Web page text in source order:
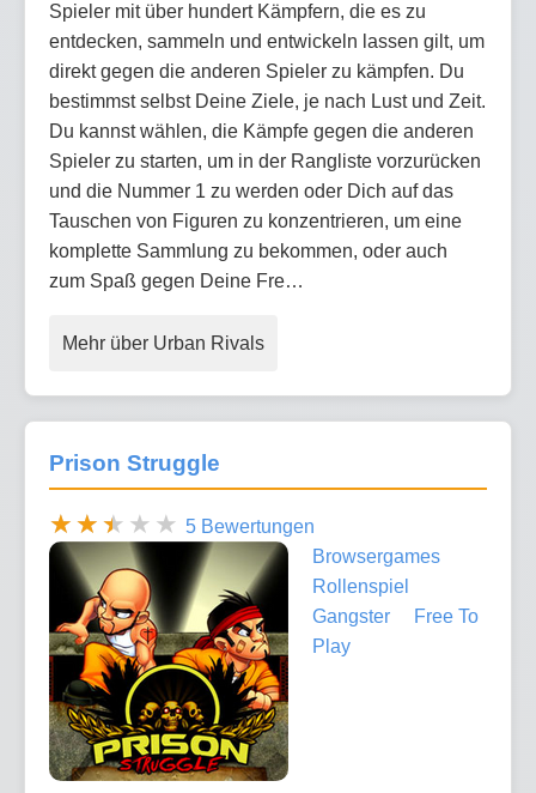
Spieler mit über hundert Kämpfern, die es zu
entdecken, sammeln und entwickeln lassen gilt, um
direkt gegen die anderen Spieler zu kämpfen. Du
bestimmst selbst Deine Ziele, je nach Lust und Zeit.
Du kannst wählen, die Kämpfe gegen die anderen
Spieler zu starten, um in der Rangliste vorzurücken
und die Nummer 1 zu werden oder Dich auf das
Tauschen von Figuren zu konzentrieren, um eine
komplette Sammlung zu bekommen, oder auch
zum Spaß gegen Deine Fre…
Mehr über Urban Rivals
Prison Struggle
5 Bewertungen
Browsergames
Rollenspiel
Gangster
Free To
Play